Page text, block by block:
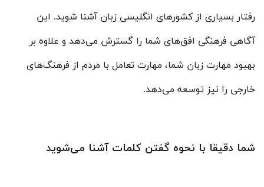
رفتار بسیاری از کشورهای انگلیسی زبان آشنا شوید. این
آگاهی فرهنگی افق‌های شما را گسترش می‌دهد و علاوه بر
بهبود مهارت زبان شما، مهارت تعامل با مردم از فرهنگ‌های
خارجی را نیز توسعه می‌دهد.
شما دقیقا با نحوه گفتن کلمات آشنا می‌شوید